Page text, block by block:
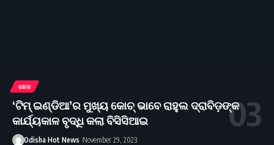
ଖେଳ
‘ଟିମ୍‌ ଇଣ୍ଡିଆ’ର ମୁଖ୍ୟ କୋଚ୍‌ ଭାବେ ରାହୁଲ ଦ୍ରାବିଡ଼ଙ୍କ
କାର୍ଯ୍ୟକାଳ ବୃଦ୍ଧି କଲା ବିସିସିଆଇ
Odisha Hot News November 29, 2023